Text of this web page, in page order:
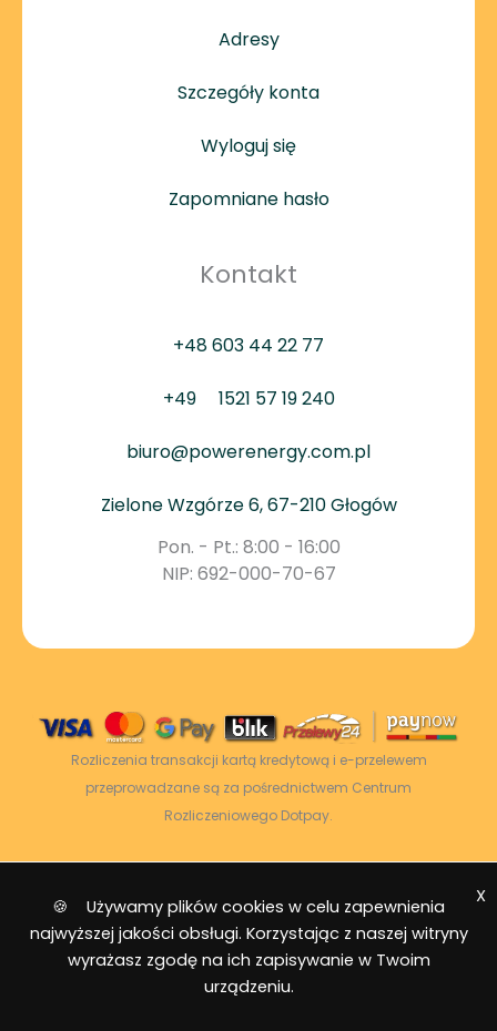
Adresy
Szczegóły konta
Wyloguj się
Zapomniane hasło
Kontakt
+48 603 44 22 77
+49 1521 57 19 240
biuro@powerenergy.com.pl
Zielone Wzgórze 6, 67-210 Głogów
Pon. - Pt.: 8:00 - 16:00
NIP: 692-000-70-67
Rozliczenia transakcji kartą kredytową i e-przelewem
przeprowadzane są za pośrednictwem Centrum
Rozliczeniowego Dotpay.
2026 © Power Energy -
Wszelkie prawa
zastrzeżone
|Mapa strony
🍪 Używamy plików cookies w celu zapewnienia
najwyższej jakości obsługi. Korzystając z naszej witryny
wyrażasz zgodę na ich zapisywanie w Twoim
urządzeniu.
X